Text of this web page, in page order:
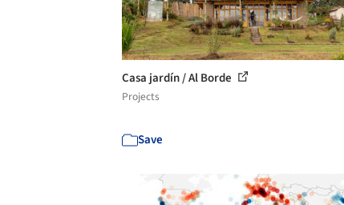
Casa jardín / Al Borde
Projects
Save